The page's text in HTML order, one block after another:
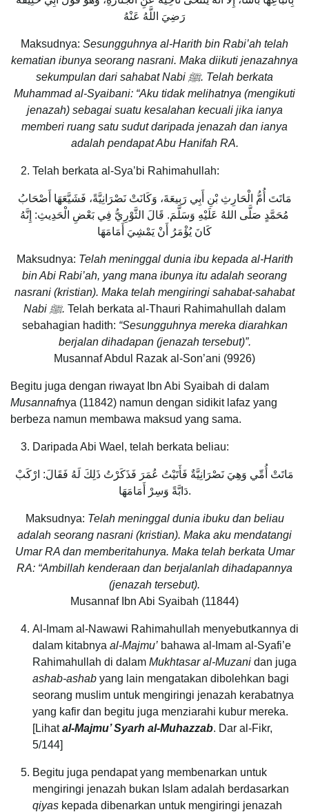
رَضِيَ اللَّهُ عَنْهُ
Maksudnya: Sesungguhnya al-Harith bin Rabi’ah telah
kematian ibunya seorang nasrani. Maka diikuti jenazahnya
sekumpulan dari sahabat Nabi ﷺ. Telah berkata
Muhammad al-Syaibani: “Aku tidak melihatnya (mengikuti
jenazah) sebagai suatu kesalahan kecuali jika ianya
memberi ruang satu sudut daripada jenazah dan ianya
adalah pendapat Abu Hanifah RA.
Telah berkata al-Sya’bi Rahimahullah:
مَاتَتَ أُمُّ الْحَارِثِ بْنِ أَبِي رَبِيعَةَ، وَكَانَتْ نَصْرَانِيَّةً، فَشَيَّعَهَا أَصْحَابُ
مُحَمَّدٍ صَلَّى اللهُ عَلَيْهِ وَسَلَّمَ. قَالَ الثَّوْرِيُّ فِي بَعْضِ الْحَدِيثِ: إِنَّهُ
كَانَ يُؤْمَرُ أَنْ يَمْشِيَ أَمَامَهَا
Maksudnya: Telah meninggal dunia ibu kepada al-Harith
bin Abi Rabi’ah, yang mana ibunya itu adalah seorang
nasrani (kristian). Maka telah mengiringi sahabat-sahabat
Nabi ﷺ. Telah berkata al-Thauri Rahimahullah dalam
sebahagian hadith: “Sesungguhnya mereka diarahkan
berjalan dihadapan (jenazah tersebut)”.
Musannaf Abdul Razak al-Son’ani (9926)
Begitu juga dengan riwayat Ibn Abi Syaibah di dalam
Musannafnya (11842) namun dengan sidikit lafaz yang
berbeza namun membawa maksud yang sama.
Daripada Abi Wael, telah berkata beliau:
مَاتَتْ أُمِّي وَهِيَ نَصْرَانِيَّةٌ فَأَتَيْتُ عُمَرَ فَذَكَرْتُ ذَلِكَ لَهُ فَقَالَ: ارْكَبْ
دَابَّةً وَسِرْ أَمَامَهَا.
Maksudnya: Telah meninggal dunia ibuku dan beliau
adalah seorang nasrani (kristian). Maka aku mendatangi
Umar RA dan memberitahunya. Maka telah berkata Umar
RA: “Ambillah kenderaan dan berjalanlah dihadapannya
(jenazah tersebut).
Musannaf Ibn Abi Syaibah (11844)
Al-Imam al-Nawawi Rahimahullah menyebutkannya di
dalam kitabnya al-Majmu’ bahawa al-Imam al-Syafi’e
Rahimahullah di dalam Mukhtasar al-Muzani dan juga
ashab-ashab yang lain mengatakan dibolehkan bagi
seorang muslim untuk mengiringi jenazah kerabatnya
yang kafir dan begitu juga menziarahi kubur mereka.
[Lihatal-Majmu’ Syarh al-Muhazzab. Dar al-Fikr,
5/144]
Begitu juga pendapat yang membenarkan untuk
mengiringi jenazah bukan Islam adalah berdasarkan
qiyas kepada dibenarkan untuk mengiringi jenazah